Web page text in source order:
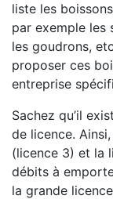
liste les
par exemple les
les goudrons,
proposer ces
entreprise
Sachez qu’il
de licence.
(licence 3) et la
débits à
la grande